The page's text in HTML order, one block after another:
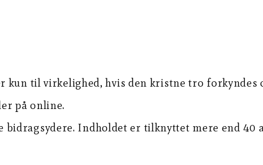
til virkelighed, hvis den kristne tro forkyndes
på online.
Indholdet er tilknyttet mere end 40